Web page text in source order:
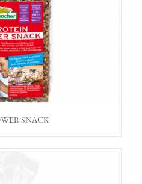
SNACK